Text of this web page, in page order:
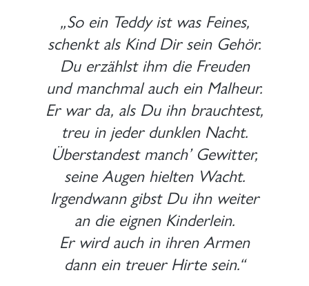
„So ein Teddy ist was Feines,
schenkt als Kind Dir sein Gehör.
Du erzählst ihm die Freuden
und manchmal auch ein Malheur.
Er war da, als Du ihn brauchtest,
treu in jeder dunklen Nacht.
Überstandest manch’ Gewitter,
seine Augen hielten Wacht.
Irgendwann gibst Du ihn weiter
an die eignen Kinderlein.
Er wird auch in ihren Armen
dann ein treuer Hirte sein.“